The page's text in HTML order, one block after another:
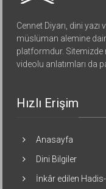
Cennet Diyarı, dini yazı
müslüman alemine dair
platformdur. Sitemizde
videolu anlatımları da
Hızlı Erişim
Anasayfa
Dini Bilgiler
İnkâr edilen